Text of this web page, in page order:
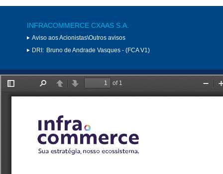
INFRACOMMERCE CXAAS S.A.
Aviso aos Acionistas\Outros avisos
DRI: Bruno de Andrade Vasques - (FCA V1)